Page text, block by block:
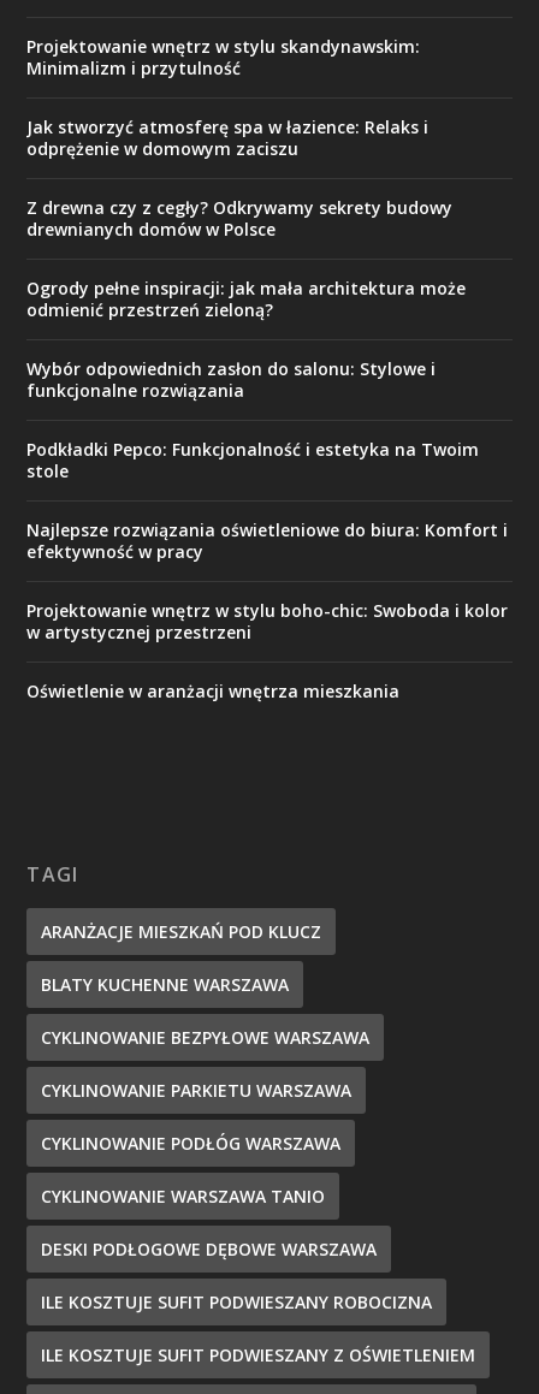
Projektowanie wnętrz w stylu skandynawskim:
Minimalizm i przytulność
Jak stworzyć atmosferę spa w łazience: Relaks i
odprężenie w domowym zaciszu
Z drewna czy z cegły? Odkrywamy sekrety budowy
drewnianych domów w Polsce
Ogrody pełne inspiracji: jak mała architektura może
odmienić przestrzeń zieloną?
Wybór odpowiednich zasłon do salonu: Stylowe i
funkcjonalne rozwiązania
Podkładki Pepco: Funkcjonalność i estetyka na Twoim
stole
Najlepsze rozwiązania oświetleniowe do biura: Komfort i
efektywność w pracy
Projektowanie wnętrz w stylu boho-chic: Swoboda i kolor
w artystycznej przestrzeni
Oświetlenie w aranżacji wnętrza mieszkania
TAGI
ARANŻACJE MIESZKAŃ POD KLUCZ
BLATY KUCHENNE WARSZAWA
CYKLINOWANIE BEZPYŁOWE WARSZAWA
CYKLINOWANIE PARKIETU WARSZAWA
CYKLINOWANIE PODŁÓG WARSZAWA
CYKLINOWANIE WARSZAWA TANIO
DESKI PODŁOGOWE DĘBOWE WARSZAWA
ILE KOSZTUJE SUFIT PODWIESZANY ROBOCIZNA
ILE KOSZTUJE SUFIT PODWIESZANY Z OŚWIETLENIEM